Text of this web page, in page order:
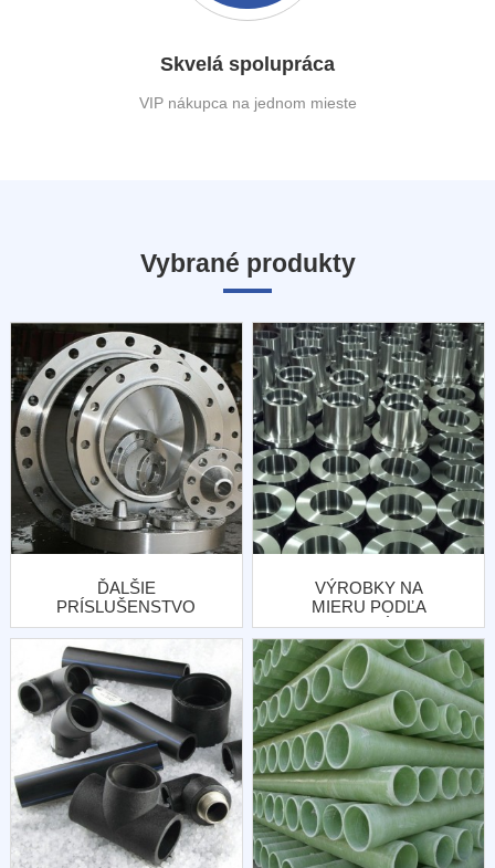
Skvelá spolupráca
VIP nákupca na jednom mieste
Vybrané produkty
ĎALŠIE
PRÍSLUŠENSTVO
POTRUBIA
VÝROBKY NA
MIERU PODĽA
DODANÉHO
NÁKRESU